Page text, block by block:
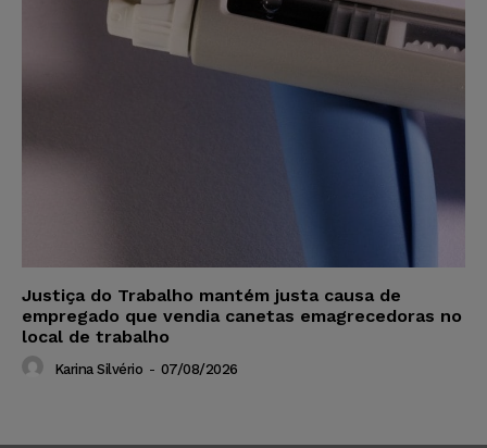
Justiça do Trabalho mantém justa causa de
empregado que vendia canetas emagrecedoras no
local de trabalho
Karina Silvério - 07/08/2026